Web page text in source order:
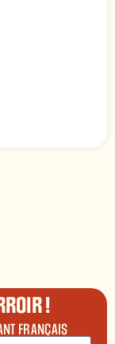
!
FRANÇAIS